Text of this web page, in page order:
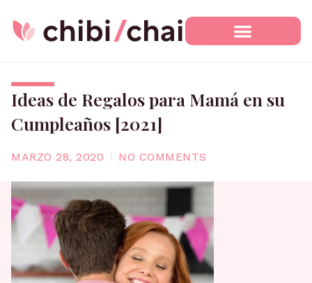
contenido
Ideas de Regalos para Mamá en su
Cumpleaños [2021]
MARZO 28, 2020 NO COMMENTS